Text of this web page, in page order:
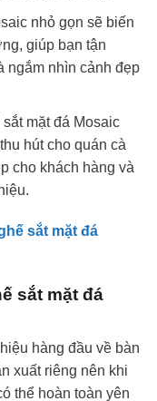
nhỏ gọn sẽ biến
giúp bạn tận
ngắm nhìn cảnh đẹp
sắt mặt đá Mosaic
hút cho quán cà
cho khách hàng và
sắt mặt đá
sắt mặt đá
hàng đầu về bàn
xuất riêng nên khi
thể hoàn toàn yên